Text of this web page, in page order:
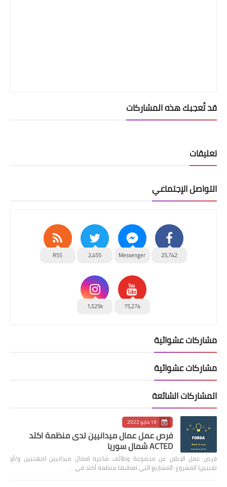
قد تُعجبك هذه المشاركات
تعليقات
التواصل الإجتماعي
25,742
Messenger
2,455
RSS
75,274
1,525k
مشاركات عشوائية
مشاركات عشوائية
المشاركات الشائعة
19 مايو 2022
فرص عمل عمال ميدانيين لدى منظمة اكتد
ACTED شمال سوريا
فرص عمل الإعلان عن مجموعة وظائف شاغرة لعمال ميدانيين (مهنيين و/أو
تقنيين) المشروع: المشاريع التي تغطيها منظمة أكتد في …